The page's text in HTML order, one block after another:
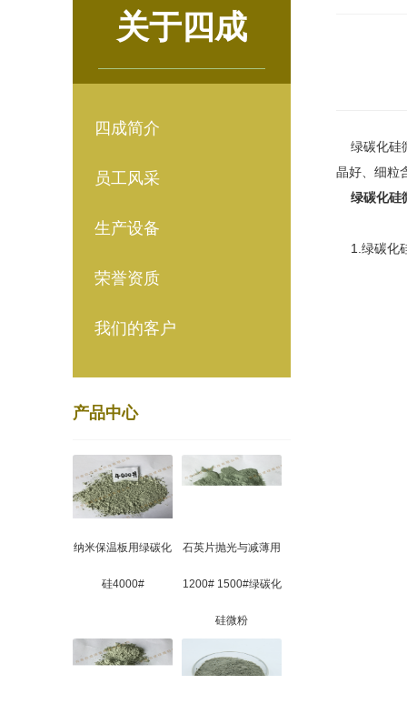
关于四成
四成简介
员工风采
生产设备
荣誉资质
我们的客户
产品中心
纳米保温板用绿碳化
硅4000#
石英片抛光与减薄用
1200# 1500#绿碳化
硅微粉
绿碳化硅
晶好、细粒
绿碳化硅
1.绿碳化